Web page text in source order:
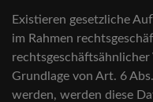
Existieren gesetzliche
im Rahmen
Grundlage von Art. 6
werden, werden diese